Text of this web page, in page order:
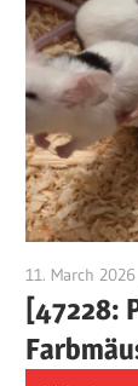
11. March 2026
[47228: